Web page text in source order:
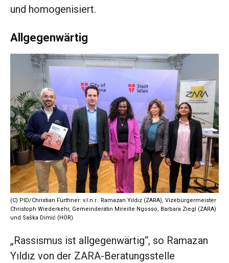
und homogenisiert.
Allgegenwärtig
(C) PID/Christian Fürthner: v.l.n.r.: Ramazan Yıldız (ZARA), Vizebürgermeister
Christoph Wiederkehr, Gemeinderätin Mireille Ngosso, Barbara Ziegl (ZARA)
und Saška Dimić (HÖR).
„Rassismus ist allgegenwärtig“, so Ramazan
Yıldız von der ZARA-Beratungsstelle